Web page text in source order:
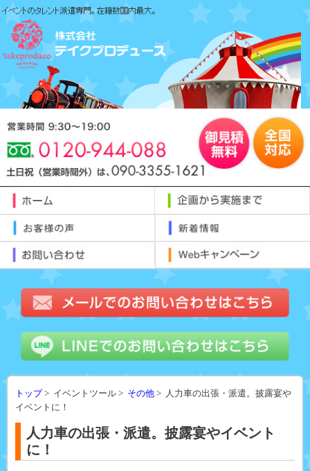
トップ> イベントツール > その他> 人力車の出張・派遣。披露宴や
イベントに！
人力車の出張・派遣。披露宴やイベント
に！